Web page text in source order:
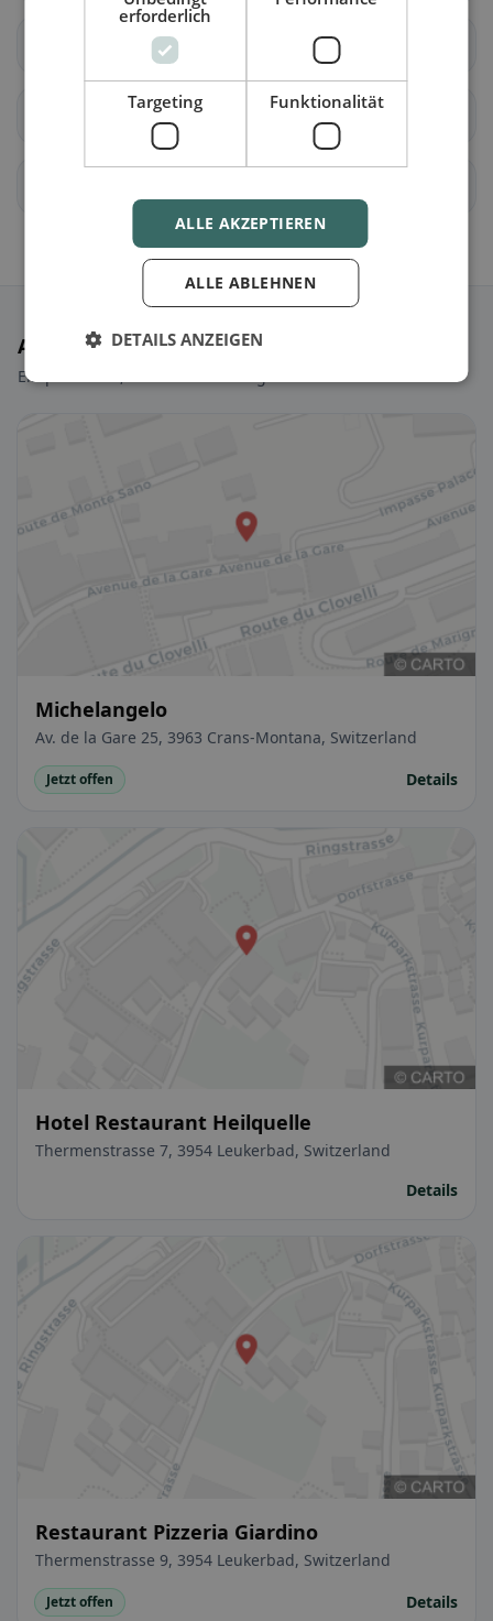
Busswil bei Melchnau
Langenthal
Ausgewählte Restaurants
Ein paar Picks, um sofort loszulegen.
Michelangelo
Av. de la Gare 25, 3963 Crans-Montana, Switzerland
Jetzt offen Details
Hotel Restaurant Heilquelle
Thermenstrasse 7, 3954 Leukerbad, Switzerland
Details
Restaurant Pizzeria Giardino
Thermenstrasse 9, 3954 Leukerbad, Switzerland
Jetzt offen Details
erforderlich
Targeting Funktionalität
ALLE AKZEPTIEREN
ALLE ABLEHNEN
DETAILS ANZEIGEN